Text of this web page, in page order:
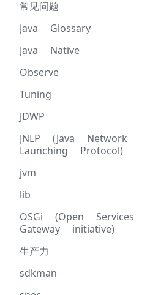
常见问题
Java Glossary
Java Native
Observe
Tuning
JDWP
JNLP (Java Network
Launching Protocol)
jvm
lib
OSGi (Open Services
Gateway initiative)
生产力
sdkman